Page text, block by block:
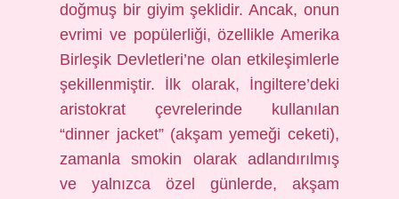
doğmuş bir giyim şeklidir. Ancak, onun
evrimi ve popülerliği, özellikle Amerika
Birleşik Devletleri’ne olan etkileşimlerle
şekillenmiştir. İlk olarak, İngiltere’deki
aristokrat çevrelerinde kullanılan
“dinner jacket” (akşam yemeği ceketi),
zamanla smokin olarak adlandırılmış
ve yalnızca özel günlerde, akşam